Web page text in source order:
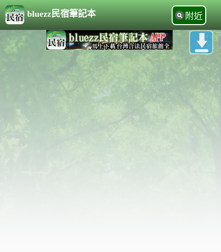
bluezz民宿筆記本 附近